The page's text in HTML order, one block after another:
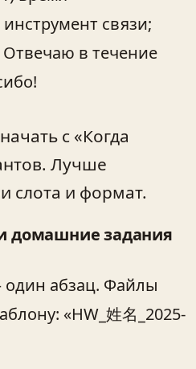
инструмент связи;
Отвечаю в течение
с «Когда
Лучше
слота и формат.
домашние задания
абзац. Файлы
«HW_姓名_2025-